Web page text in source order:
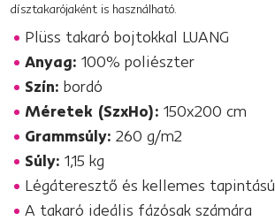
dísztakarójaként is használható.
Plüss takaró bojtokkal LUANG
Anyag: 100% poliészter
Szín: bordó
Méretek (SzxHo): 150x200 cm
Grammsúly: 260 g/m2
Súly: 1,15 kg
Légáteresztő és kellemes tapintású
A takaró ideális fázósak számára